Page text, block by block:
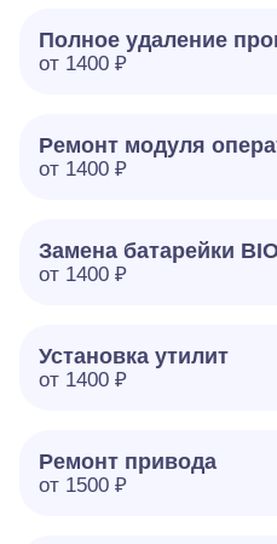
Полное удаление
от 1400 ₽
Ремонт модуля
от 1400 ₽
Замена батарейки
от 1400 ₽
Установка утилит
от 1400 ₽
Ремонт привода
от 1500 ₽